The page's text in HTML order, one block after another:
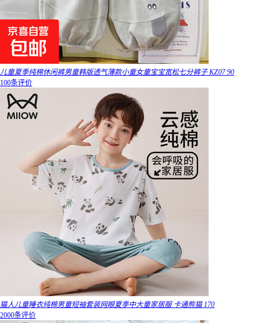
儿童夏季纯棉休闲裤男童韩版透气薄款小童女童宝宝宽松七分裤子 KZ07 90
100条评价
猫人儿童睡衣纯棉男童短袖套装网眼夏季中大童家居服 卡通熊猫 170
2000条评价